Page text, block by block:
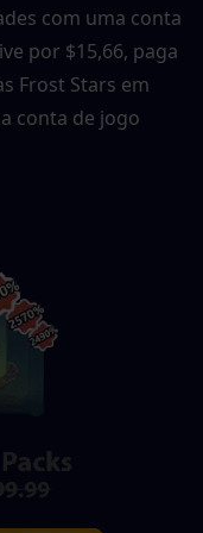
com uma conta
por $15,66, paga
Frost Stars em
conta de jogo